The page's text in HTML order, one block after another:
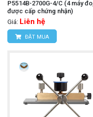
P5514B-2700G-4/C (4 máy đo,
được cấp chứng nhận)
Giá: Liên hệ
ĐẶT MUA